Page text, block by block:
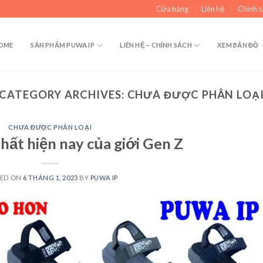
Cửa hàng Liên hệ Chính
SẢN PHẨM PUWA IP LIÊN HỆ – CHÍNH SÁCH XEM BẢN ĐỒ
CATEGORY ARCHIVES: CHƯA ĐƯỢC PHÂN
CHƯA ĐƯỢC PHÂN LOẠI
hiện nay của giới Gen Z
ON 6 THÁNG 1, 2023 BY PUWA IP